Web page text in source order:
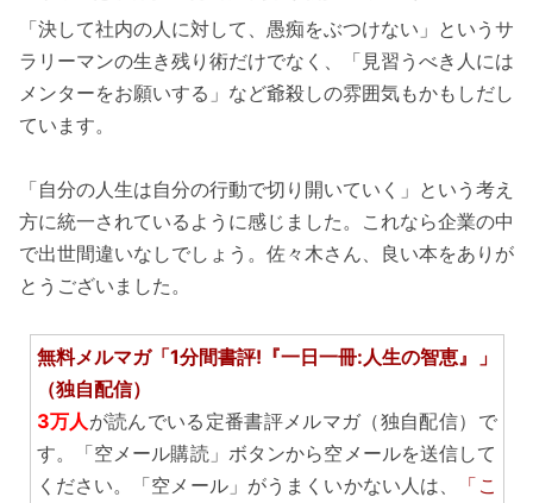
「決して社内の人に対して、愚痴をぶつけない」というサ
ラリーマンの生き残り術だけでなく、「見習うべき人には
メンターをお願いする」など爺殺しの雰囲気もかもしだし
ています。
「自分の人生は自分の行動で切り開いていく」という考え
方に統一されているように感じました。これなら企業の中
で出世間違いなしでしょう。佐々木さん、良い本をありが
とうございました。
無料メルマガ「1分間書評!『一日一冊:人生の智恵』」
（独自配信）
3万人 が読んでいる定番書評メルマガ（独自配信）で
す。「空メール購読」ボタンから空メールを送信して
ください。「空メール」がうまくいかない人は、
「こ